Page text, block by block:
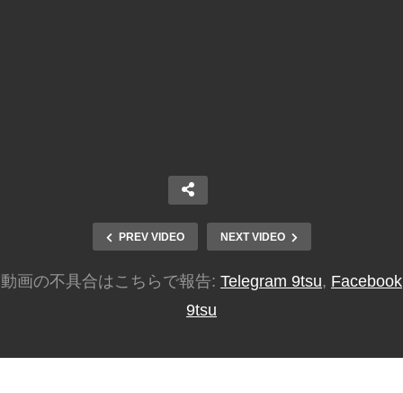
PREV VIDEO NEXT VIDEO
動画の不具合はこちらで報告: Telegram 9tsu, Facebook
9tsu